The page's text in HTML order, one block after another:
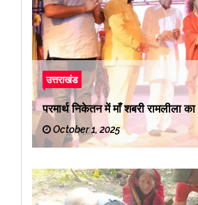
उत्तराखंड
परमार्थ निकेतन में माँ शबरी रामलीला
October 1, 2025